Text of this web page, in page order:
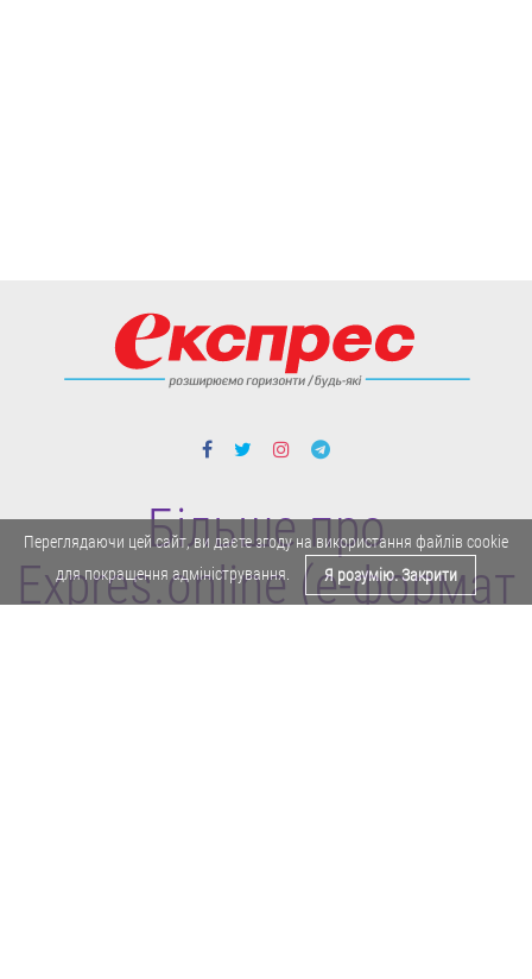
Більше про
Expres.online (e-формат
Переглядаючи цей сайт, ви даєте згоду на використання файлів cookie
для покращення адміністрування.
Я розумію. Закрити